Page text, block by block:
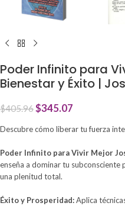
Poder Infinito para
Bienestar y Éxito |
$405.96$345.07
Descubre cómo liberar tu fuerza
Poder Infinito para Vivir Mejor
enseña a dominar tu
una plenitud total.
Éxito y Prosperidad:Aplica